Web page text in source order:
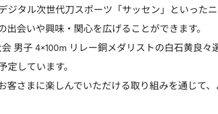
ジタル次世代刀スポーツ「サッセン」といった
会いや興味・関心を広げることができます。
男子 4×100m リレー銅メダリストの白石黄良
しています。
客さまに楽しんでいただける取り組みを通じて